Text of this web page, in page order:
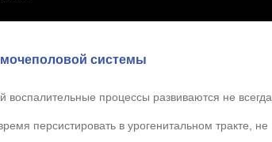
системы
процессы развиваются не
персистировать в урогенитальном тракте, не